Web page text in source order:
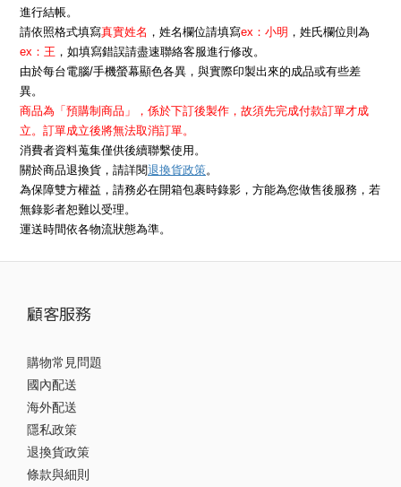
進行結帳。
請依照格式填寫真實姓名 ，姓名欄位請填寫ex：小明 ，姓氏欄位則為
ex：王 ，如填寫錯誤請盡速聯絡客服進行修改。
由於每台電腦/手機螢幕顯色各異，與實際印製出來的成品或有些差
異。
商品為「預購制商品」，係於下訂後製作，故須先完成付款訂單才成
立。訂單成立後將無法取消訂單。
消費者資料蒐集僅供後續聯繫使用。
關於商品退換貨，請詳閱退換貨政策。
為保障雙方權益，請務必在開箱包裹時錄影，方能為您做售後服務，若
無錄影者恕難以受理。
運送時間依各物流狀態為準。
顧客服務
購物常見問題
國內配送
海外配送
隱私政策
退換貨政策
條款與細則